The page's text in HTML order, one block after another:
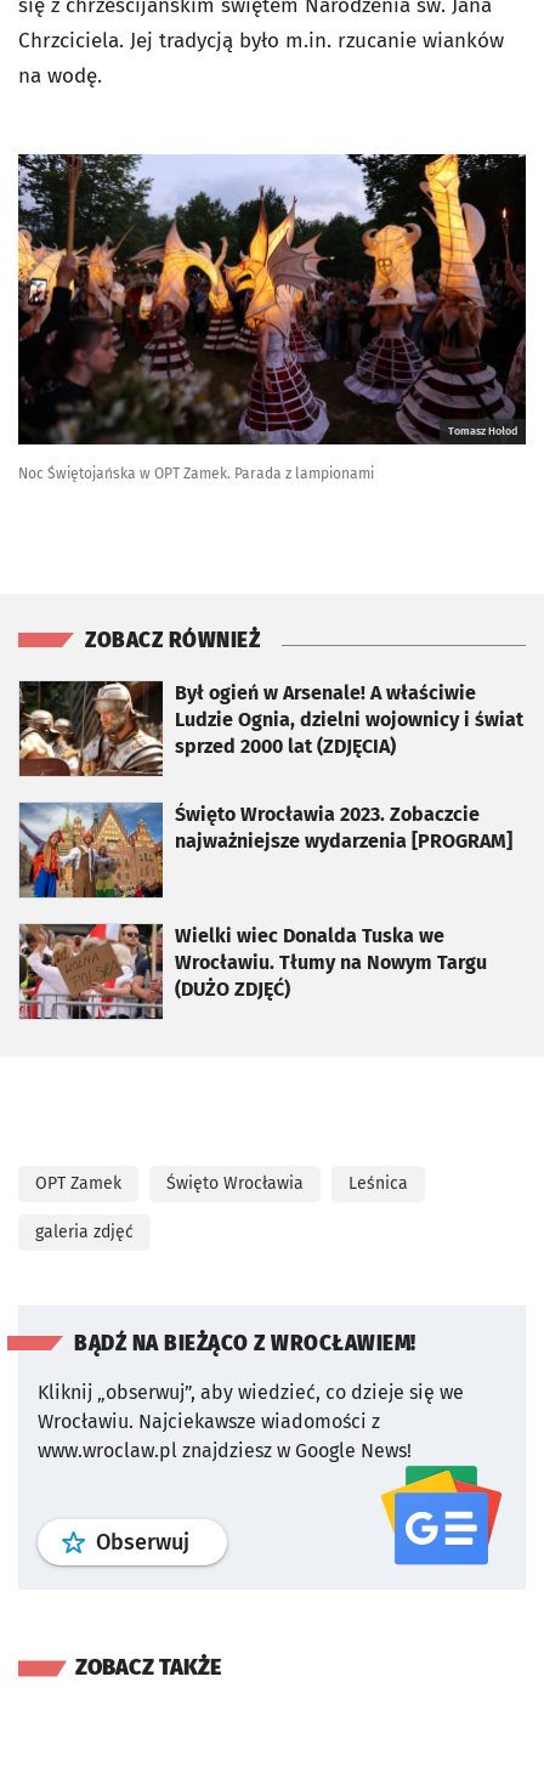
się z chrześcijańskim świętem Narodzenia św. Jana
Chrzciciela. Jej tradycją było m.in. rzucanie wianków
na wodę.
Tomasz Hołod
Noc Świętojańska w OPT Zamek. Parada z lampionami
ZOBACZ RÓWNIEŻ
Był ogień w Arsenale! A właściwie
Ludzie Ognia, dzielni wojownicy i świat
sprzed 2000 lat (ZDJĘCIA)
otworzy się w nowej karcie
Święto Wrocławia 2023. Zobaczcie
najważniejsze wydarzenia [PROGRAM]
otworzy się w nowej karcie
Wielki wiec Donalda Tuska we
Wrocławiu. Tłumy na Nowym Targu
(DUŻO ZDJĘĆ)
otworzy się w nowej karcie
OPT Zamek Święto Wrocławia Leśnica
galeria zdjęć
BĄDŹ NA BIEŻĄCO Z WROCŁAWIEM!
Kliknij „obserwuj”, aby wiedzieć, co dzieje się we
Wrocławiu. Najciekawsze wiadomości z
www.wroclaw.pl znajdziesz w Google News!
Obserwuj profil serwisu
ZOBACZ TAKŻE